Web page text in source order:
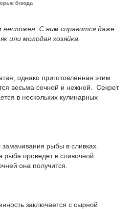
блюда
С ним справится даже
или молодая хозяйка.
однако приготовленная этим
весьма сочной и нежной. Секрет
в нескольких кулинарных
рыбы в сливках.
проведет в сливочной
она получится.
заключается с сырной